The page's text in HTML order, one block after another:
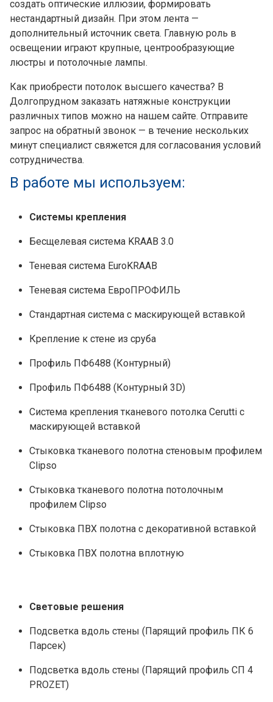
создать оптические иллюзии, формировать
нестандартный дизайн. При этом лента —
дополнительный источник света. Главную роль в
освещении играют крупные, центрообразующие
люстры и потолочные лампы.
Как приобрести потолок высшего качества? В
Долгопрудном заказать натяжные конструкции
различных типов можно на нашем сайте. Отправите
запрос на обратный звонок — в течение нескольких
минут специалист свяжется для согласования условий
сотрудничества.
В работе мы используем:
Системы крепления
Бесщелевая система KRAAB 3.0
Теневая система EuroKRAAB
Теневая система ЕвроПРОФИЛЬ
Стандартная система с маскирующей вставкой
Крепление к стене из сруба
Профиль ПФ6488 (Контурный)
Профиль ПФ6488 (Контурный 3D)
Система крепления тканевого потолка Cerutti с
маскирующей вставкой
Стыковка тканевого полотна стеновым профилем
Clipso
Стыковка тканевого полотна потолочным
профилем Clipso
Стыковка ПВХ полотна с декоративной вставкой
Стыковка ПВХ полотна вплотную
Световые решения
Подсветка вдоль стены (Парящий профиль ПК 6
Парсек)
Подсветка вдоль стены (Парящий профиль СП 4
PROZET)